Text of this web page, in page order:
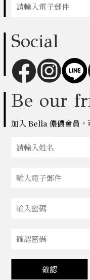
Social
Be our
加入 Bella 儂儂會員，
確認